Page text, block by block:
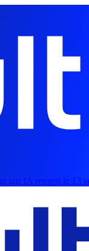
par IA revient le 13